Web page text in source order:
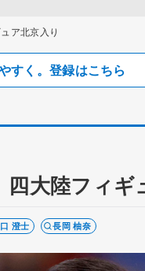
ア北京入り
すく。登録はこちら
大陸フィギ
澄士 長岡 柚奈